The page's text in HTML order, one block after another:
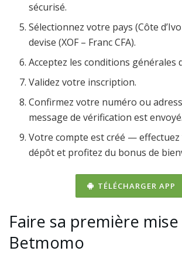
sécurisé.
Sélectionnez votre pays (Côte
devise (XOF – Franc CFA).
Acceptez les conditions générales
Validez votre inscription.
Confirmez votre numéro ou
message de vérification est envoyé.
Votre compte est créé —
dépôt et profitez du bonus de
TÉLÉCHARGER APP
Faire sa première
Betmomo